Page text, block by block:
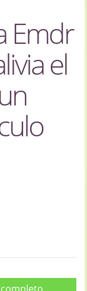
Emdr
el
...